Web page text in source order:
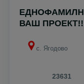
ВАШ
с. Ягодово
23631